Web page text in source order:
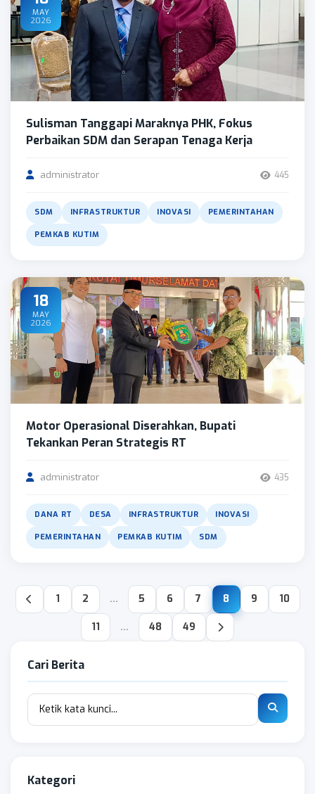
MAY
2026
Sulisman Tanggapi Maraknya PHK, Fokus
Perbaikan SDM dan Serapan Tenaga Kerja
administrator 445
SDM INFRASTRUKTUR INOVASI PEMERINTAHAN
PEMKAB KUTIM
18
MAY
2026
Motor Operasional Diserahkan, Bupati
Tekankan Peran Strategis RT
administrator 435
DANA RT DESA INFRASTRUKTUR INOVASI
PEMERINTAHAN PEMKAB KUTIM SDM
1 2 ... 5 6 7 8 9 10
11 ... 48 49
Cari Berita
Kategori